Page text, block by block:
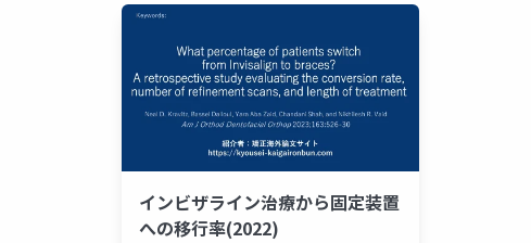
インビザライン治療から固定装置
への移行率(2022)